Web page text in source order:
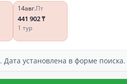
14авг.Пт
441 902 ₸
1 тур
. Дата установлена в форме поиска.